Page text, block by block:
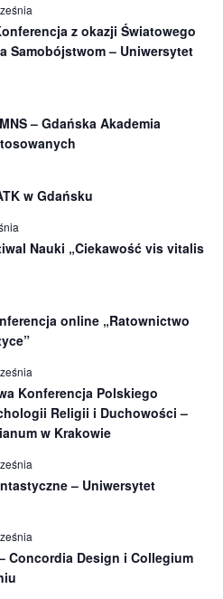
z okazji Światowego
Samobójstwom – Uniwersytet
– Gdańska Akademia
w Gdańsku
Nauki „Ciekawość vis vitalis
online „Ratownictwo
Konferencja Polskiego
Religii i Duchowości –
w Krakowie
– Uniwersytet
Concordia Design i Collegium